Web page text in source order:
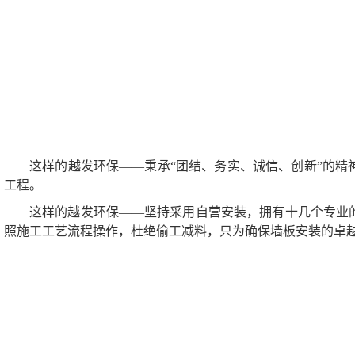
这样的越发环保——秉承“团结、务实、诚信、创新”的精
工程。
这样的越发环保——坚持采用自营安装，拥有十几个专业
照施工工艺流程操作，杜绝偷工减料，只为确保墙板安装的卓